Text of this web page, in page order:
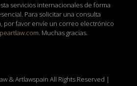
servicios internacionales de forma
Para solicitar una consulta
por favor envíe un correo electrónico
. Muchas gracias.
& Artlawspain All Rights Reserved |